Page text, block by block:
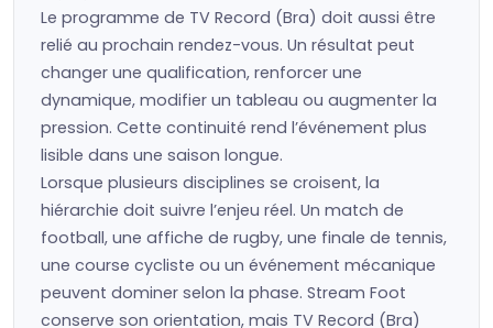
Le programme de TV Record (Bra) doit aussi être
relié au prochain rendez-vous. Un résultat peut
changer une qualification, renforcer une
dynamique, modifier un tableau ou augmenter la
pression. Cette continuité rend l’événement plus
lisible dans une saison longue.
Lorsque plusieurs disciplines se croisent, la
hiérarchie doit suivre l’enjeu réel. Un match de
football, une affiche de rugby, une finale de tennis,
une course cycliste ou un événement mécanique
peuvent dominer selon la phase. Stream Foot
conserve son orientation, mais TV Record (Bra)